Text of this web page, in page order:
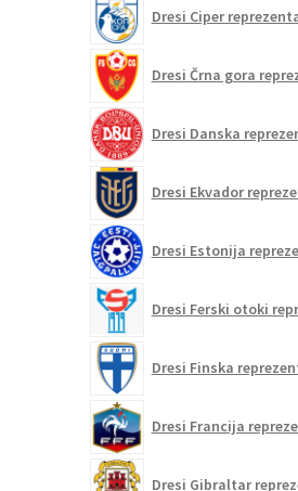
Dresi Ciper
Dresi Črna gora
Dresi Danska
Dresi Ekvador
Dresi Estonija
Dresi Ferski otoki
Dresi Finska
Dresi Francija
Dresi Gibraltar